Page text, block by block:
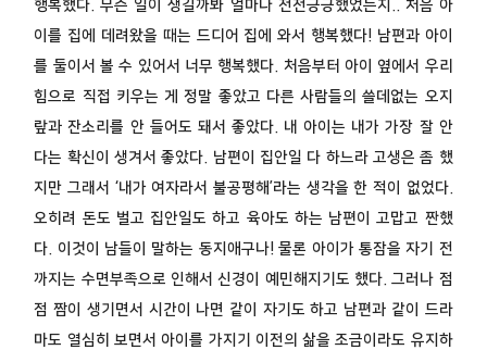
행복했다. 무슨 일이 생길까봐 얼마나 전전긍긍했었는지.. 처음 아
이를 집에 데려왔을 때는 드디어 집에 와서 행복했다! 남편과 아이
를 둘이서 볼 수 있어서 너무 행복했다. 처음부터 아이 옆에서 우리
힘으로 직접 키우는 게 정말 좋았고 다른 사람들의 쓸데없는 오지
랖과 잔소리를 안 들어도 돼서 좋았다. 내 아이는 내가 가장 잘 안
다는 확신이 생겨서 좋았다. 남편이 집안일 다 하느라 고생은 좀 했
지만 그래서 ‘내가 여자라서 불공평해’라는 생각을 한 적이 없었다.
오히려 돈도 벌고 집안일도 하고 육아도 하는 남편이 고맙고 짠했
다. 이것이 남들이 말하는 동지애구나! 물론 아이가 통잠을 자기 전
까지는 수면부족으로 인해서 신경이 예민해지기도 했다. 그러나 점
점 짬이 생기면서 시간이 나면 같이 자기도 하고 남편과 같이 드라
마도 열심히 보면서 아이를 가지기 이전의 삶을 조금이라도 유지하